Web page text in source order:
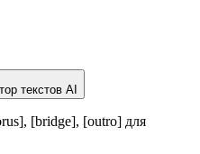
текстов AI
[bridge], [outro] для